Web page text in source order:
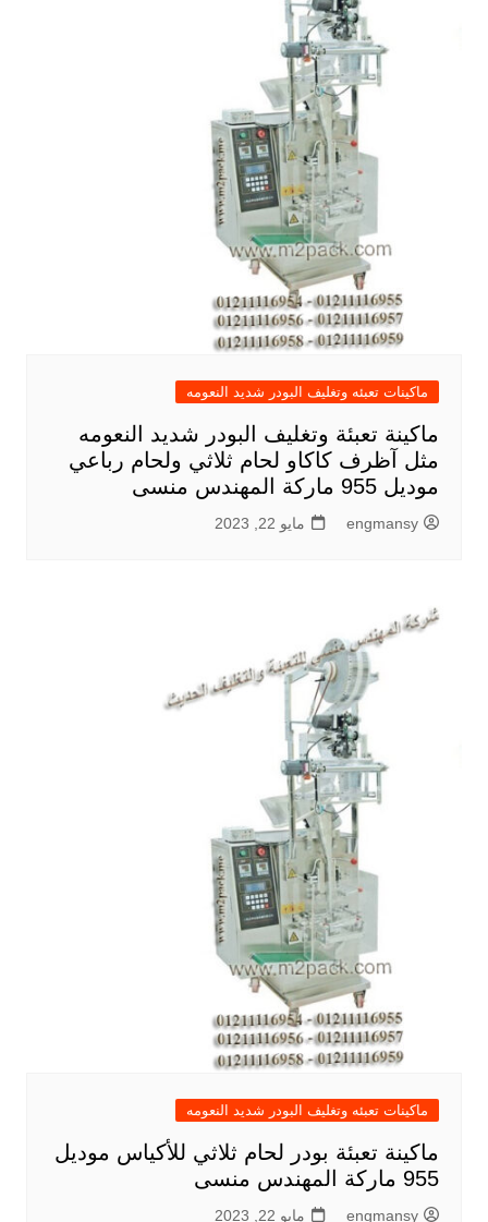
ماكينات تعبئه وتغليف البودر شديد النعومه
ماكينة تعبئة وتغليف البودر شديد النعومه
مثل آظرف كاكاو لحام ثلاثي ولحام رباعي
موديل 955 ماركة المهندس منسى
engmansy مايو 22, 2023
ماكينات تعبئه وتغليف البودر شديد النعومه
ماكينة تعبئة بودر لحام ثلاثي للأكياس موديل
955 ماركة المهندس منسى
engmansy مايو 22, 2023